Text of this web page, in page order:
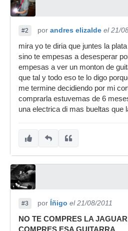
#2 por andres elizalde el 21/
mira yo te diria que juntes la
sino te empesas a desesperar
empesas a ver un monton de
que tal y todo eso te lo digo
me termine decidiendo por mi
comprarla estuvemas de 6
una electrica di mas bueltas que
#3 por Íñigo el 21/08/2011
NO TE COMPRES LA